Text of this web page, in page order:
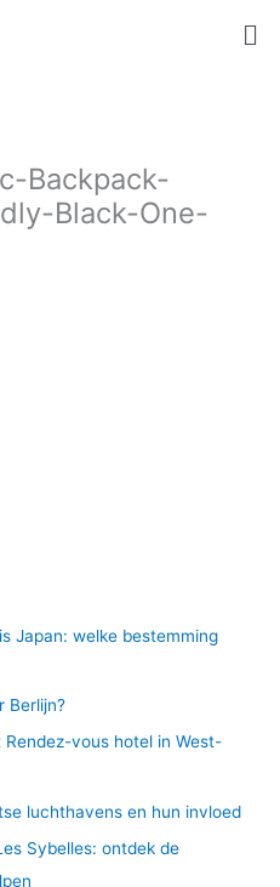
Backpack-
Black-One-
Japan: welke bestemming
Berlijn?
vous hotel in West-
luchthavens en hun invloed
Sybelles: ontdek de